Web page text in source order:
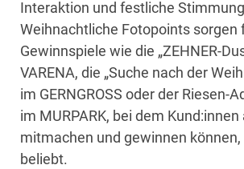
Interaktion und festliche
Weihnachtliche Fotopoints sorgen
Gewinnspiele wie die „ZEHNER-
VARENA, die „Suche nach der
im GERNGROSS oder der Riesen-
im MURPARK, bei dem Kund:innen
mitmachen und gewinnen können,
beliebt.